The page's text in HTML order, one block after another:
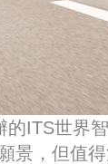
的ITS世界
景，但值